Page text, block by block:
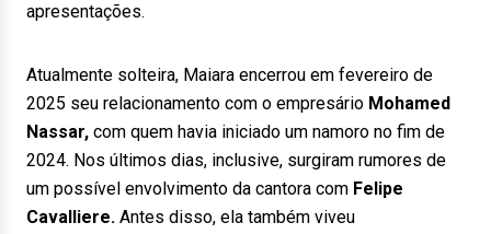
apresentações.
Atualmente solteira, Maiara encerrou em fevereiro de
2025 seu relacionamento com o empresário Mohamed
Nassar, com quem havia iniciado um namoro no fim de
2024. Nos últimos dias, inclusive, surgiram rumores de
um possível envolvimento da cantora com Felipe
Cavalliere. Antes disso, ela também viveu